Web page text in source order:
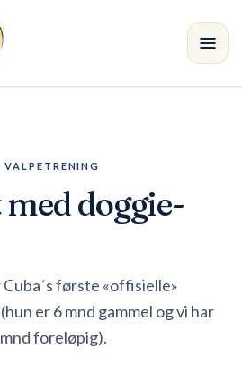
VALPETRENING
doggie-
første «offisielle»
er 6 mnd gammel og vi har
foreløpig).